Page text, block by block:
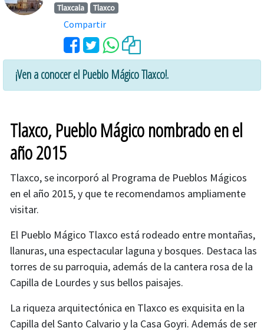
Tlaxcala Tlaxco
Compartir
¡Ven a conocer el Pueblo Mágico Tlaxco!.
Tlaxco, Pueblo Mágico nombrado en el
año 2015
Tlaxco, se incorporó al Programa de Pueblos Mágicos
en el año 2015, y que te recomendamos ampliamente
visitar.
El Pueblo Mágico Tlaxco está rodeado entre montañas,
llanuras, una espectacular laguna y bosques. Destaca las
torres de su parroquia, además de la cantera rosa de la
Capilla de Lourdes y sus bellos paisajes.
La riqueza arquitectónica en Tlaxco es exquisita en la
Capilla del Santo Calvario y la Casa Goyri. Además de ser